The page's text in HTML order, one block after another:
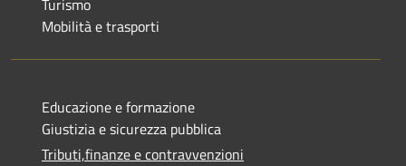
Turismo
Mobilità e trasporti
Educazione e formazione
Giustizia e sicurezza pubblica
Tributi,finanze e contravvenzioni